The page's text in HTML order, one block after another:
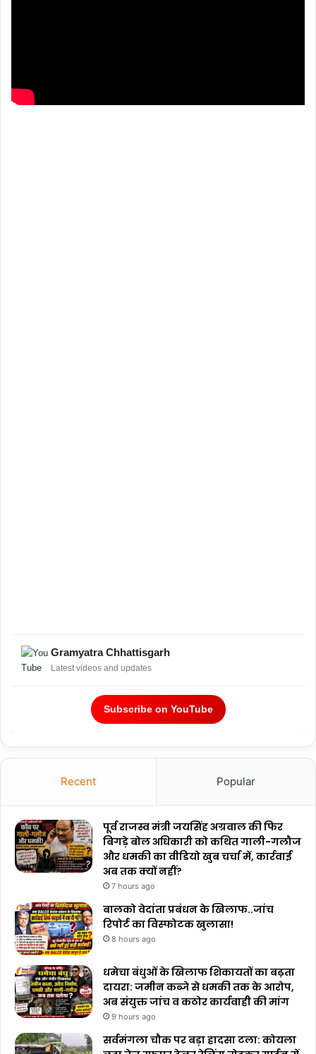
Gramyatra Chhattisgarh
Latest videos and updates
Subscribe on YouTube
Recent Popular
पूर्व राजस्व मंत्री जयसिंह अग्रवाल की फिर
बिगड़े बोल अधिकारी को कथित गाली-गलौज
और धमकी का वीडियो खुब चर्चा में, कार्रवाई
अब तक क्यों नहीं?
7 hours ago
बालको वेदांता प्रबंधन के खिलाफ..जांच
रिपोर्ट का विस्फोटक खुलासा!
8 hours ago
धमेचा बंधुओं के खिलाफ शिकायतों का बढ़ता
दायरा: जमीन कब्जे से धमकी तक के आरोप,
अब संयुक्त जांच व कठोर कार्यवाही की मांग
9 hours ago
सर्वमंगला चौक पर बड़ा हादसा टला: कोयला